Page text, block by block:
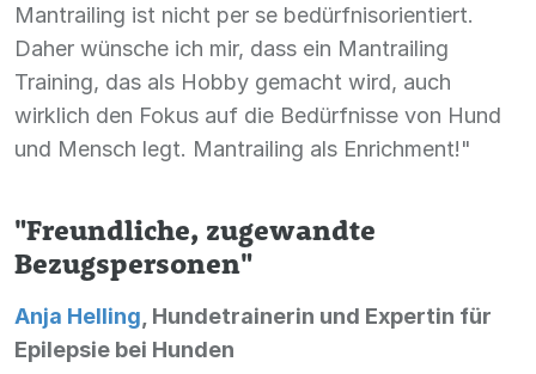
Mantrailing ist nicht per se bedürfnisorientiert.
Daher wünsche ich mir, dass ein Mantrailing
Training, das als Hobby gemacht wird, auch
wirklich den Fokus auf die Bedürfnisse von Hund
und Mensch legt. Mantrailing als Enrichment!"
"Freundliche, zugewandte
Bezugspersonen"
Anja Helling , Hundetrainerin und Expertin für
Epilepsie bei Hunden